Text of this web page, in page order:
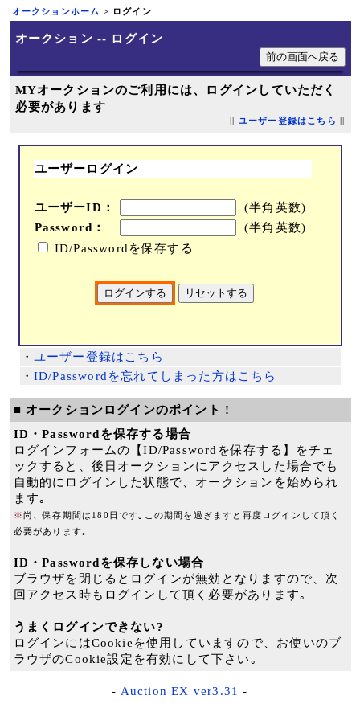
オークションホーム > ログイン
オークション -- ログイン
MYオークションのご利用には、ログインしていただく
必要があります
ユーザー登録はこちら
ユーザーログイン
ユーザーID：
(半角英数)
Password：
(半角英数)
ID/Passwordを保存する
・ ユーザー登録はこちら
・ ID/Passwordを忘れてしまった方はこちら
■ オークションログインのポイント !
ID・Passwordを保存する場合
ログインフォームの【ID/Passwordを保存する】をチェ
ックすると、後日オークションにアクセスした場合でも
自動的にログインした状態で、オークションを始められ
ます｡
※尚、保存期間は180日です｡この期間を過ぎますと再度ログインして頂く
必要があります｡
ID・Passwordを保存しない場合
ブラウザを閉じるとログインが無効となりますので、次
回アクセス時もログインして頂く必要があります｡
うまくログインできない?
ログインにはCookieを使用していますので、お使いのブ
ラウザのCookie設定を有効にして下さい｡
- Auction EX ver3.31 -